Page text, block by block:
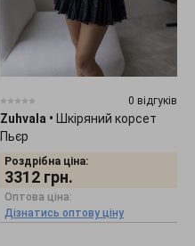
0 відгуків
Zuhvala •
Шкіряний корсет
Пьєр
Роздрібна ціна:
3312 грн.
Оптова ціна:
Дізнатись оптову ціну